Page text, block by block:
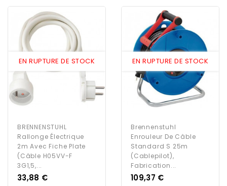
EN RUPTURE DE STOCK
BRENNENSTUHL
Rallonge Électrique
2m Avec Fiche Plate
(câble H05VV-F
3G1,5,...
Prix
33,88 €
EN RUPTURE DE STOCK
Brennenstuhl
Enrouleur De Câble
Standard S 25m
(Cablepilot),
Fabrication...
Prix
109,37 €